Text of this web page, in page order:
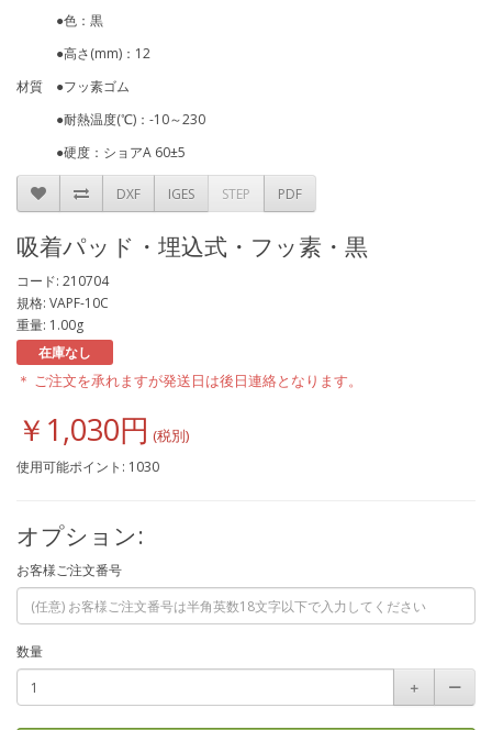
●色：黒
●高さ(mm)：12
材質 ●フッ素ゴム
●耐熱温度(℃)：-10～230
●硬度：ショアA 60±5
DXF IGES STEP PDF
吸着パッド・埋込式・フッ素・黒
コード: 210704
規格: VAPF-10C
重量: 1.00g
在庫なし
＊ ご注文を承れますが発送日は後日連絡となります。
￥1,030円
使用可能ポイント: 1030
オプション:
お客様ご注文番号
数量
＋
ー